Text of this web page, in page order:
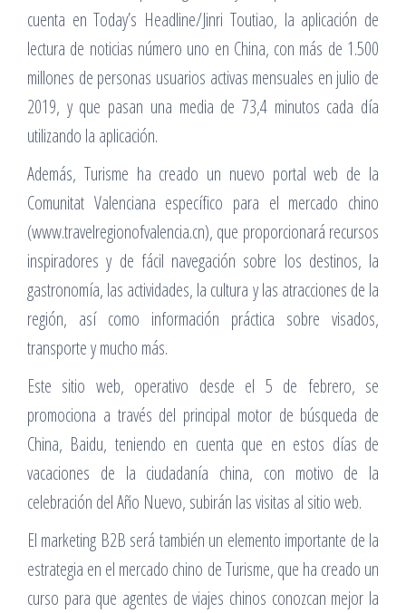
cuenta en Today’s Headline/Jinri Toutiao, la aplicación de
lectura de noticias número uno en China, con más de 1.500
millones de personas usuarios activas mensuales en julio de
2019, y que pasan una media de 73,4 minutos cada día
utilizando la aplicación.
Además, Turisme ha creado un nuevo portal web de la
Comunitat Valenciana específico para el mercado chino
(www.travelregionofvalencia.cn), que proporcionará recursos
inspiradores y de fácil navegación sobre los destinos, la
gastronomía, las actividades, la cultura y las atracciones de la
región, así como información práctica sobre visados,
transporte y mucho más.
Este sitio web, operativo desde el 5 de febrero, se
promociona a través del principal motor de búsqueda de
China, Baidu, teniendo en cuenta que en estos días de
vacaciones de la ciudadanía china, con motivo de la
celebración del Año Nuevo, subirán las visitas al sitio web.
El marketing B2B será también un elemento importante de la
estrategia en el mercado chino de Turisme, que ha creado un
curso para que agentes de viajes chinos conozcan mejor la